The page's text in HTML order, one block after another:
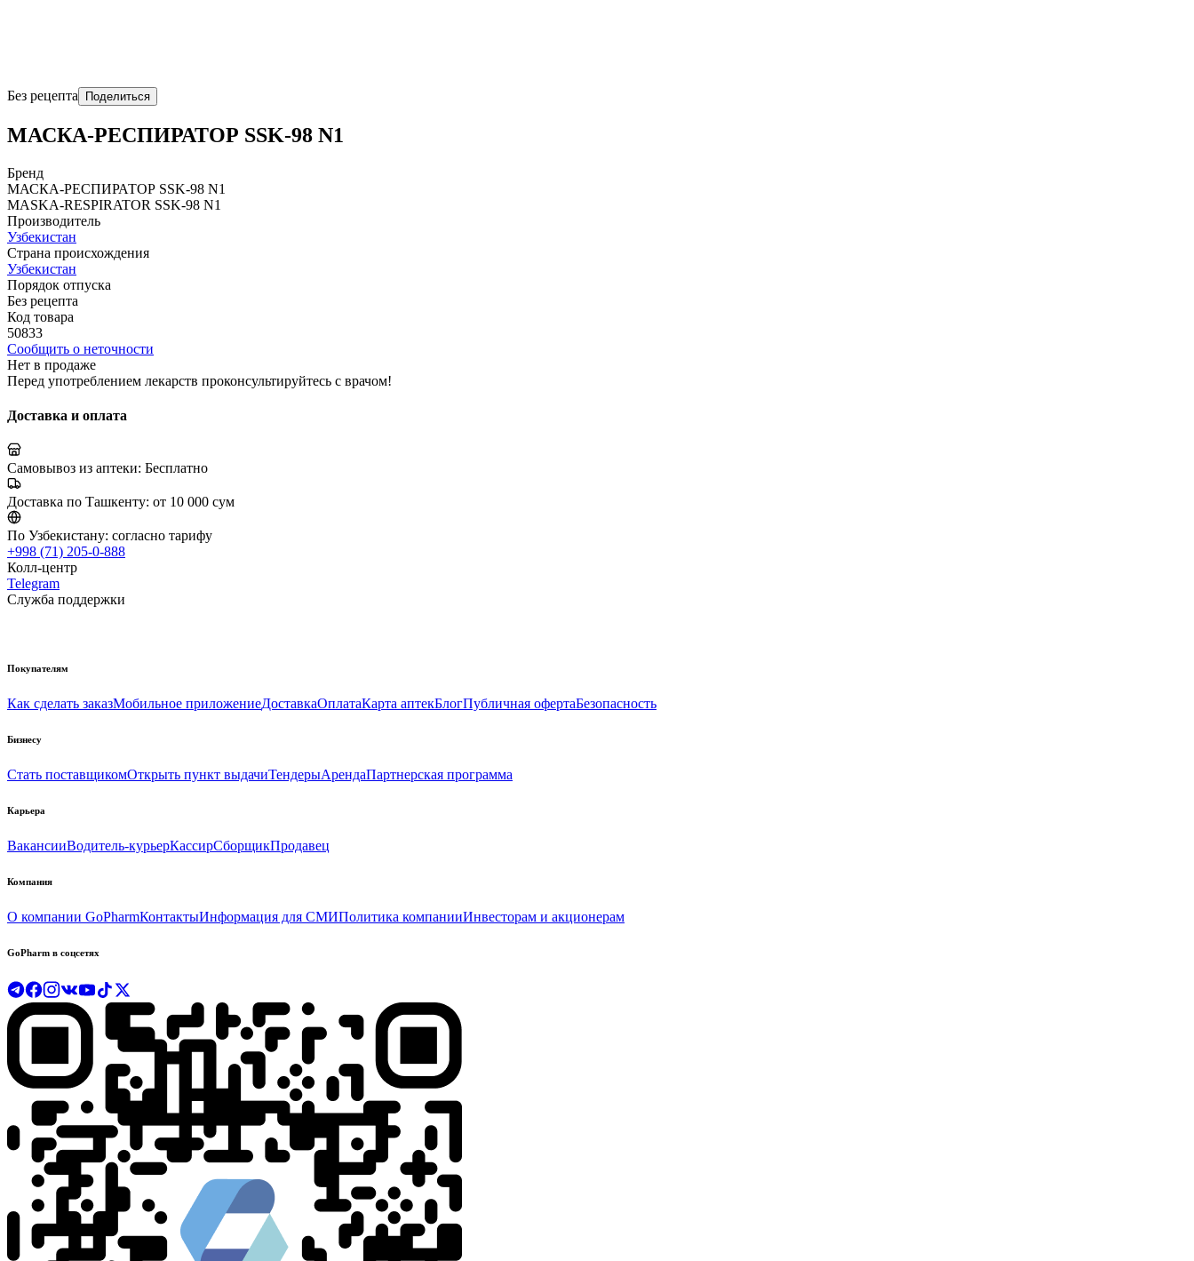
Без рецепта Поделиться
МАСКА-РЕСПИРАТОР SSK-98 N1
Бренд
МАСКА-РЕСПИРАТОР SSK-98 N1
MASKA-RЕSPIRATOR SSK-98 N1
Производитель
Узбекистан
Страна происхождения
Узбекистан
Порядок отпуска
Без рецепта
Код товара
50833
Сообщить о неточности
Нет в продаже
Перед употреблением лекарств проконсультируйтесь с врачом!
Доставка и оплата
Самовывоз из аптеки: Бесплатно
Доставка по Ташкенту: от 10 000 сум
По Узбекистану: согласно тарифу
+998 (71) 205-0-888
Колл-центр
Telegram
Служба поддержки
Покупателям
Как сделать заказМобильное приложениеДоставкаОплатаКарта аптекБлогПубличная офертаБезопасность
Бизнесу
Стать поставщикомОткрыть пункт выдачиТендерыАрендаПартнерская программа
Карьера
ВакансииВодитель-курьерКассирСборщикПродавец
Компания
О компании GoPharmКонтактыИнформация для СМИПолитика компанииИнвесторам и акционерам
GoPharm в соцсетях